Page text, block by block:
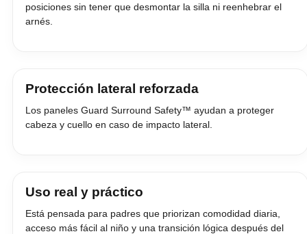
posiciones sin tener que desmontar la silla ni reenhebrar el
arnés.
Protección lateral reforzada
Los paneles Guard Surround Safety™ ayudan a proteger
cabeza y cuello en caso de impacto lateral.
Uso real y práctico
Está pensada para padres que priorizan comodidad diaria,
acceso más fácil al niño y una transición lógica después del